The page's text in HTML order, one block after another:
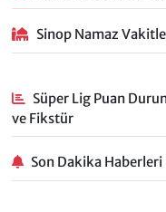
Sinop Namaz
Süper Lig Puan
ve Fikstür
Son Dakika Haberleri